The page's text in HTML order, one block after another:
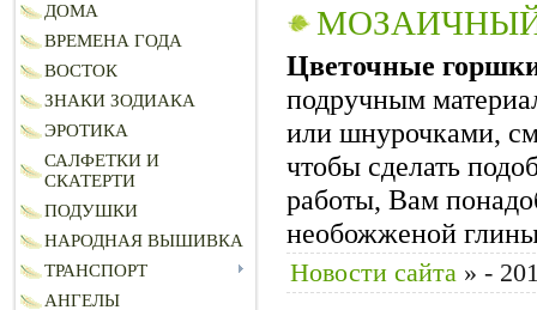
ДОМА
ВРЕМЕНА ГОДА
ВОСТОК
ЗНАКИ ЗОДИАКА
ЭРОТИКА
САЛФЕТКИ И
СКАТЕРТИ
ПОДУШКИ
НАРОДНАЯ ВЫШИВКА
ТРАНСПОРТ
АНГЕЛЫ
Цветочные
подручным
или шнурочками,
чтобы сделать
работы, Вам
необожженой
Новости сайта » -